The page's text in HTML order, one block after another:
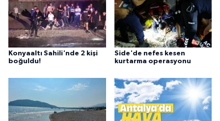
Konyaaltı Sahili'nde 2 kişi
boğuldu!
Side'de nefes kesen
kurtarma operasyonu